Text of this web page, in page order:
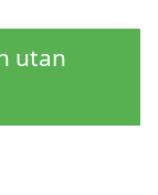
utan